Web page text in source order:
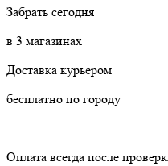
Забрать сегодня
в 3 магазинах
Доставка курьером
бесплатно по городу
Оплата всегда после